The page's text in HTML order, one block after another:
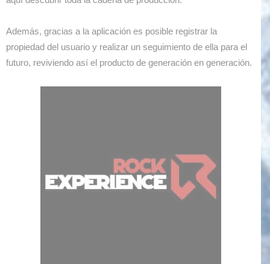
Además, gracias a la aplicación es posible registrar la
propiedad del usuario y realizar un seguimiento de ella para el
futuro, reviviendo así el producto de generación en generación.